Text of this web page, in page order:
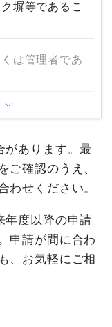
塀等であるこ
は管理者であ
があります。最
ご確認のうえ、
わせください。
年度以降の申請
申請が間に合わ
、お気軽にご相